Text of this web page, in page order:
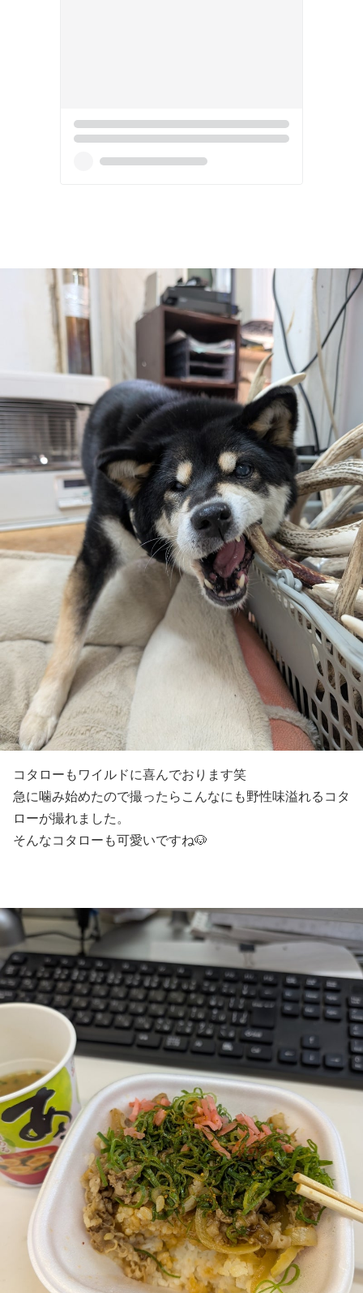
コタローもワイルドに喜んでおります笑
急に噛み始めたので撮ったらこんなにも野性味溢れるコタ
ローが撮れました。
そんなコタローも可愛いですね🐶